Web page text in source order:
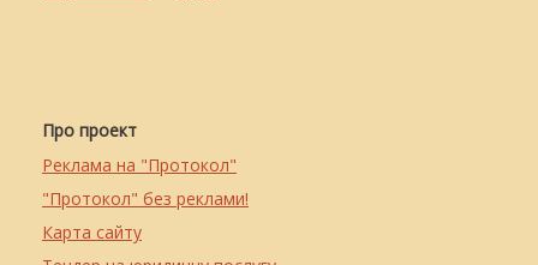
Про проект
Реклама на "Протокол"
"Протокол" без реклами!
Карта сайту